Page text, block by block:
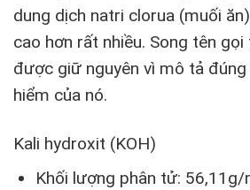
dung dịch natri clorua (muối
cao hơn rất nhiều. Song tên
được giữ nguyên vì mô tả
hiểm của nó.
Kali hydroxit (KOH)
Khối lượng phân tử: 56,11g/